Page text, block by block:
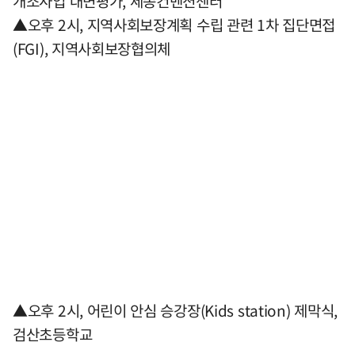
▲오후 2시, 지역사회보장계획 수립 관련 1차 집단면접
(FGI), 지역사회보장협의체
▲오후 2시, 어린이 안심 승강장(Kids station) 제막식,
검산초등학교